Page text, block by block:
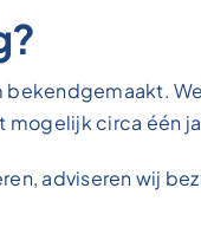
circa één
adviseren wij